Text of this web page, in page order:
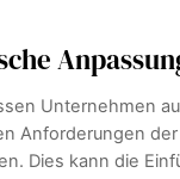
Unternehmen
Anforderungen
Dies kann die